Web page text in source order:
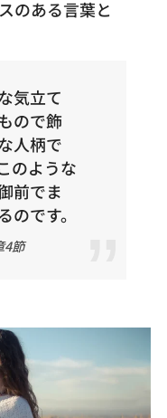
のある言葉と
気立て
ので飾
人柄で
のような
前でま
のです。
4節